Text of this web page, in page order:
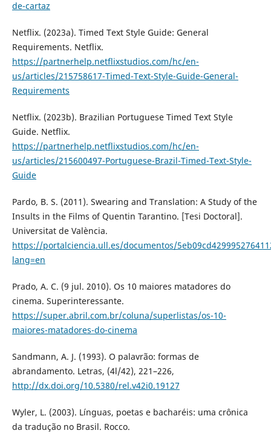
de-cartaz
Netflix. (2023a). Timed Text Style Guide: General
Requirements. Netflix.
https://partnerhelp.netflixstudios.com/hc/en-
us/articles/215758617-Timed-Text-Style-Guide-General-
Requirements
Netflix. (2023b). Brazilian Portuguese Timed Text Style
Guide. Netflix.
https://partnerhelp.netflixstudios.com/hc/en-
us/articles/215600497-Portuguese-Brazil-Timed-Text-Style-
Guide
Pardo, B. S. (2011). Swearing and Translation: A Study of the
Insults in the Films of Quentin Tarantino. [Tesi Doctoral].
Universitat de València.
https://portalciencia.ull.es/documentos/
lang=en
Prado, A. C. (9 jul. 2010). Os 10 maiores matadores do
cinema. Superinteressante.
https://super.abril.com.br/coluna/superlistas/os-10-
maiores-matadores-do-cinema
Sandmann, A. J. (1993). O palavrão: formas de
abrandamento. Letras, (4l/42), 221–226,
http://dx.doi.org/10.5380/rel.v42i0.19127
Wyler, L. (2003). Línguas, poetas e bacharéis: uma crônica
da tradução no Brasil. Rocco.